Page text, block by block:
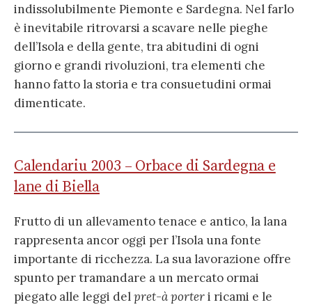
indissolubilmente Piemonte e Sardegna. Nel farlo
è inevitabile ritrovarsi a scavare nelle pieghe
dell’Isola e della gente, tra abitudini di ogni
giorno e grandi rivoluzioni, tra elementi che
hanno fatto la storia e tra consuetudini ormai
dimenticate.
Calendariu 2003 – Orbace di Sardegna e
lane di Biella
Frutto di un allevamento tenace e antico, la lana
rappresenta ancor oggi per l’Isola una fonte
importante di ricchezza. La sua lavorazione offre
spunto per tramandare a un mercato ormai
piegato alle leggi delpret-à porteri ricami e le